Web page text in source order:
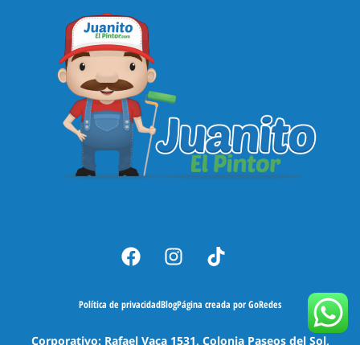
Política de privacidadBlogPágina creada por GoRedes
Corporativo: Rafael Vaca 1531, Colonia Paseos del Sol,